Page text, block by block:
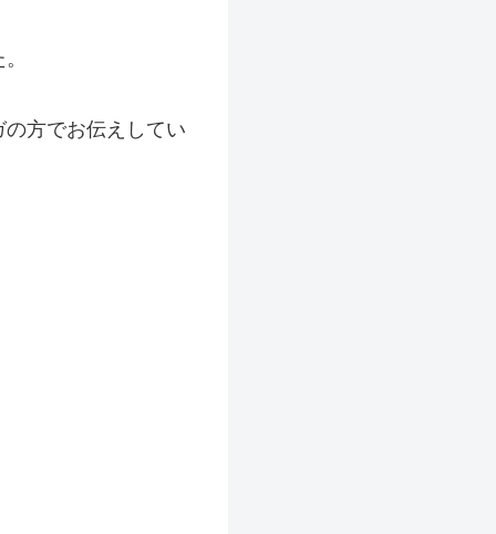
方でお伝えしてい